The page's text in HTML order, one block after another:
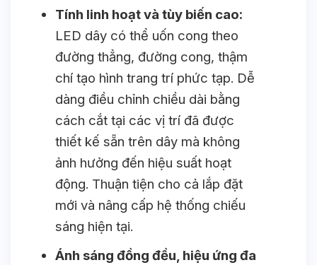
Tính linh hoạt và tùy biến cao:
LED dây có thể uốn cong theo
đường thẳng, đường cong, thậm
chí tạo hình trang trí phức tạp. Dễ
dàng điều chỉnh chiều dài bằng
cách cắt tại các vị trí đã được
thiết kế sẵn trên dây mà không
ảnh hưởng đến hiệu suất hoạt
động. Thuận tiện cho cả lắp đặt
mới và nâng cấp hệ thống chiếu
sáng hiện tại.
Ánh sáng đồng đều, hiệu ứng đa